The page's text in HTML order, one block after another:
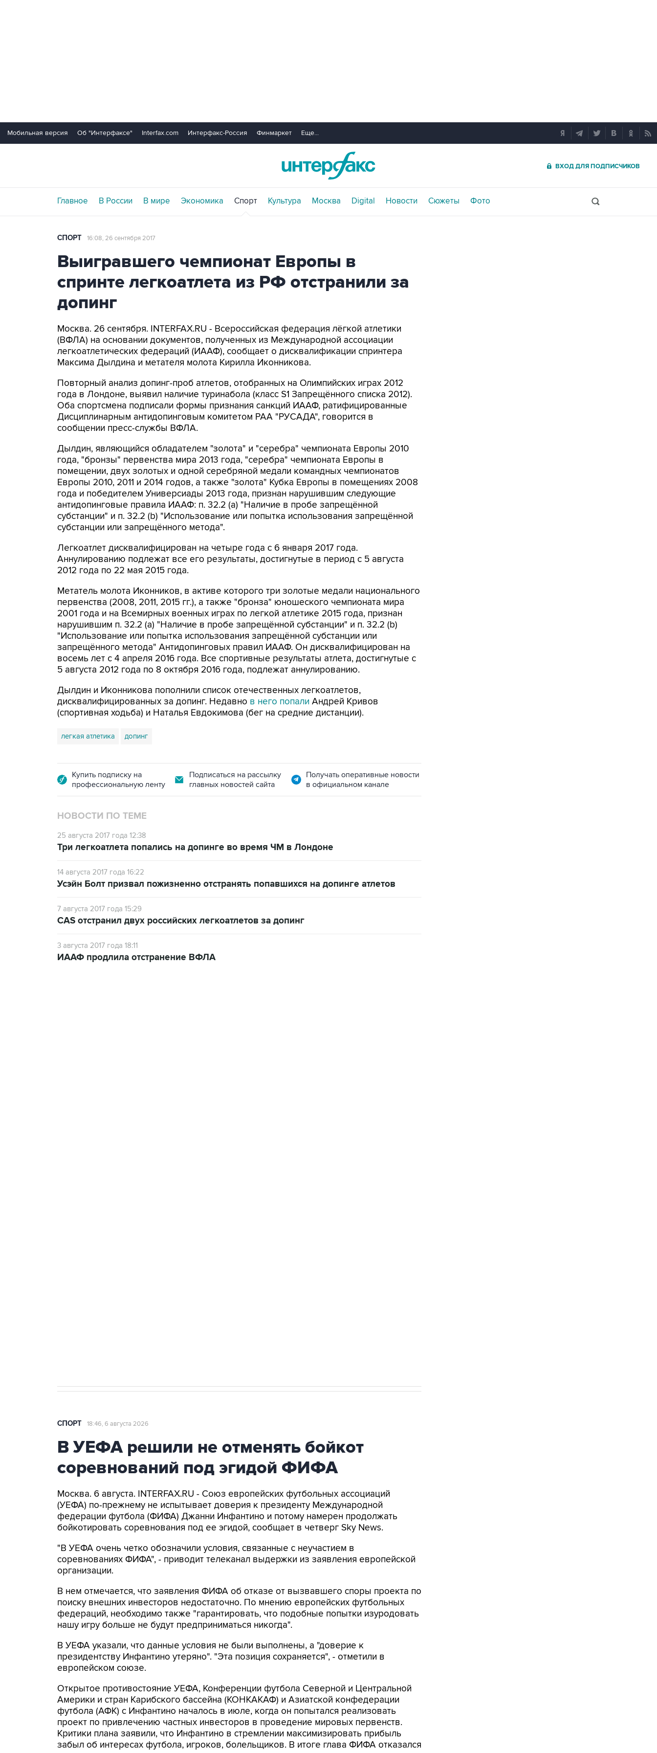
Мобильная версия Об "Интерфаксе" Interfax.com Интерфакс-Россия Финмаркет Еще...
ВХОД ДЛЯ ПОДПИСЧИКОВ
Главное В России В мире Экономика Спорт Культура Москва Digital Новости Сюжеты Фото
СПОРТ 16:08, 26 сентября 2017
Выигравшего чемпионат Европы в
спринте легкоатлета из РФ отстранили за
допинг
Москва. 26 сентября. INTERFAX.RU - Всероссийская федерация лёгкой атлетики
(ВФЛА) на основании документов, полученных из Международной ассоциации
легкоатлетических федераций (ИААФ), сообщает о дисквалификации спринтера
Максима Дылдина и метателя молота Кирилла Иконникова.
Повторный анализ допинг-проб атлетов, отобранных на Олимпийских играх 2012
года в Лондоне, выявил наличие туринабола (класс S1 Запрещённого списка 2012).
Оба спортсмена подписали формы признания санкций ИААФ, ратифицированные
Дисциплинарным антидопинговым комитетом РАА "РУСАДА", говорится в
сообщении пресс-службы ВФЛА.
Дылдин, являющийся обладателем "золота" и "серебра" чемпионата Европы 2010
года, "бронзы" первенства мира 2013 года, "серебра" чемпионата Европы в
помещении, двух золотых и одной серебряной медали командных чемпионатов
Европы 2010, 2011 и 2014 годов, а также "золота" Кубка Европы в помещениях 2008
года и победителем Универсиады 2013 года, признан нарушившим следующие
антидопинговые правила ИААФ: п. 32.2 (а) "Наличие в пробе запрещённой
субстанции" и п. 32.2 (b) "Использование или попытка использования запрещённой
субстанции или запрещённого метода".
Легкоатлет дисквалифицирован на четыре года с 6 января 2017 года.
Аннулированию подлежат все его результаты, достигнутые в период с 5 августа
2012 года по 22 мая 2015 года.
Метатель молота Иконников, в активе которого три золотые медали национального
первенства (2008, 2011, 2015 гг.), а также "бронза" юношеского чемпионата мира
2001 года и на Всемирных военных играх по легкой атлетике 2015 года, признан
нарушившим п. 32.2 (а) "Наличие в пробе запрещённой субстанции" и п. 32.2 (b)
"Использование или попытка использования запрещённой субстанции или
запрещённого метода" Антидопинговых правил ИААФ. Он дисквалифицирован на
восемь лет с 4 апреля 2016 года. Все спортивные результаты атлета, достигнутые с
5 августа 2012 года по 8 октября 2016 года, подлежат аннулированию.
Дылдин и Иконникова пополнили список отечественных легкоатлетов,
дисквалифицированных за допинг. Недавно в него попали Андрей Кривов
(спортивная ходьба) и Наталья Евдокимова (бег на средние дистанции).
легкая атлетика допинг
Купить подписку на
профессиональную ленту
Подписаться на рассылку
главных новостей сайта
Получать оперативные новости
в официальном канале
НОВОСТИ ПО ТЕМЕ
25 августа 2017 года 12:38
Три легкоатлета попались на допинге во время ЧМ в Лондоне
14 августа 2017 года 16:22
Усэйн Болт призвал пожизненно отстранять попавшихся на допинге атлетов
7 августа 2017 года 15:29
CAS отстранил двух российских легкоатлетов за допинг
3 августа 2017 года 18:11
ИААФ продлила отстранение ВФЛА
СПОРТ 18:46, 6 августа 2026
В УЕФА решили не отменять бойкот
соревнований под эгидой ФИФА
Москва. 6 августа. INTERFAX.RU - Союз европейских футбольных ассоциаций
(УЕФА) по-прежнему не испытывает доверия к президенту Международной
федерации футбола (ФИФА) Джанни Инфантино и потому намерен продолжать
бойкотировать соревнования под ее эгидой, сообщает в четверг Sky News.
"В УЕФА очень четко обозначили условия, связанные с неучастием в
соревнованиях ФИФА", - приводит телеканал выдержки из заявления европейской
организации.
В нем отмечается, что заявления ФИФА об отказе от вызвавшего споры проекта по
поиску внешних инвесторов недостаточно. По мнению европейских футбольных
федераций, необходимо также "гарантировать, что подобные попытки изуродовать
нашу игру больше не будут предприниматься никогда".
В УЕФА указали, что данные условия не были выполнены, а "доверие к
президентству Инфантино утеряно". "Эта позиция сохраняется", - отметили в
европейском союзе.
Открытое противостояние УЕФА, Конференции футбола Северной и Центральной
Америки и стран Карибского бассейна (КОНКАКАФ) и Азиатской конфедерации
футбола (АФК) с Инфантино началось в июле, когда он попытался реализовать
проект по привлечению частных инвесторов в проведение мировых первенств.
Критики плана заявили, что Инфантино в стремлении максимизировать прибыль
забыл об интересах футбола, игроков, болельщиков. В итоге глава ФИФА отказался